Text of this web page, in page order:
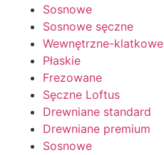
Sosnowe
Sosnowe sęczne
Wewnętrzne-klatkowe
Płaskie
Frezowane
Sęczne Loftus
Drewniane standard
Drewniane premium
Sosnowe